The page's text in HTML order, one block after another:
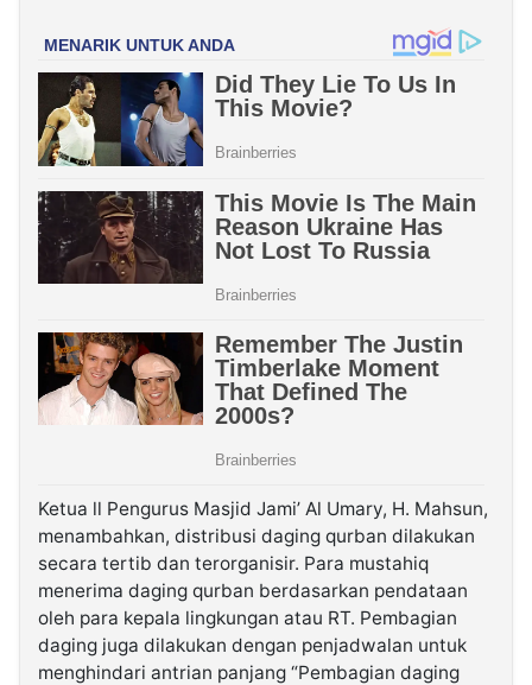
Ketua ll Pengurus Masjid Jami’ Al Umary, H. Mahsun,
menambahkan, distribusi daging qurban dilakukan
secara tertib dan terorganisir. Para mustahiq
menerima daging qurban berdasarkan pendataan
oleh para kepala lingkungan atau RT. Pembagian
daging juga dilakukan dengan penjadwalan untuk
menghindari antrian panjang “Pembagian daging